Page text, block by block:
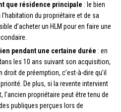
que résidence principale : le bien
du propriétaire et de sa
d’acheter un HLM pour en faire une
pendant une certaine durée : en
les 10 ans suivant son acquisition,
droit de préemption, c’est-à-dire qu’il
De plus, si la revente intervient
l’ancien propriétaire peut être tenu de
publiques perçues lors de